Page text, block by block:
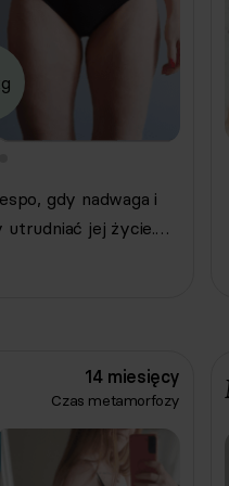
gdy nadwaga i
utrudniać jej życie.
zdrowe nawyki
być smaczne i
Justyna
14 miesięcy
Czas metamorfozy